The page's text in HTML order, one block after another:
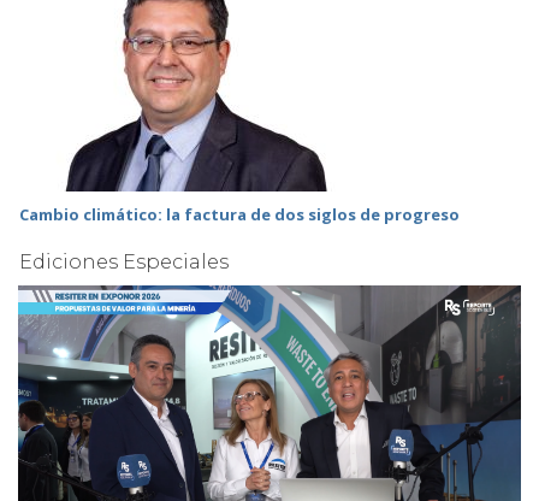
Cambio climático: la factura de dos siglos de progreso
Ediciones Especiales